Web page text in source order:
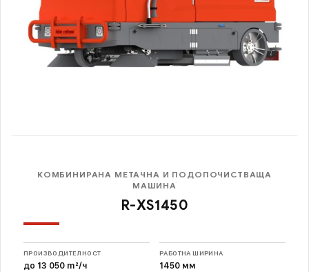
КОМБИНИРАНА МЕТАЧНА И ПОДОПОЧИСТВАЩА
МАШИНА
R-XS1450
ПРОИЗВОДИТЕЛНОСТ
до 13 050 m²/ч
РАБОТНА ШИРИНА
1450 мм